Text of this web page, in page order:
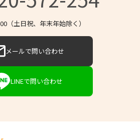
（土日祝、年末年始除く）
メールで問い合わせ
LINEで問い合わせ